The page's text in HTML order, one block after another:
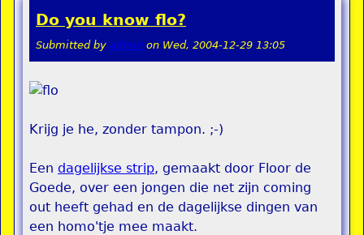
Do you know flo?
Submitted by admin on Wed, 2004-12-29 13:05
Krijg je he, zonder tampon. ;-)
Een dagelijkse strip, gemaakt door Floor de
Goede, over een jongen die net zijn coming
out heeft gehad en de dagelijkse dingen van
een homo'tje mee maakt.